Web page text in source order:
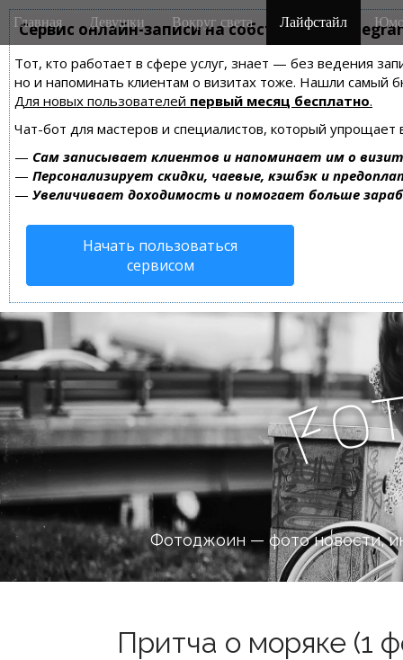
Сервис онлайн-записи на собственном
Тот, кто работает в сфере услуг, знает — без ведения
но и напоминать клиентам о визитах тоже. Нашли самый
Для новых пользователей первый месяц бесплатно.
Чат-бот для мастеров и специалистов, который упрощает
— Сам записывает клиентов и напоминает им о
— Персонализирует скидки, чаевые, кэшбэк и
— Увеличивает доходимость и помогает больше
Начать пользоваться
сервисом
M
a
n
m
e
n
u
i
Главная Девушки Вокруг света Лайфстайл
Fo
Фотоджоин — фото новости,
Притча о моряке (1